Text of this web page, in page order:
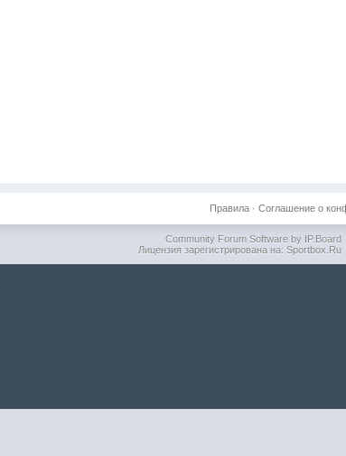
Соглашение о
Правила·
Community Forum Software by IP.Board
Лицензия зарегистрирована на: Sportbox.Ru